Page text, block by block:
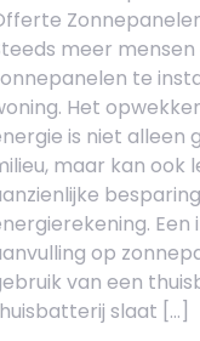
meer
te
Het
is niet alleen
maar kan ook
op
van een
slaat […]